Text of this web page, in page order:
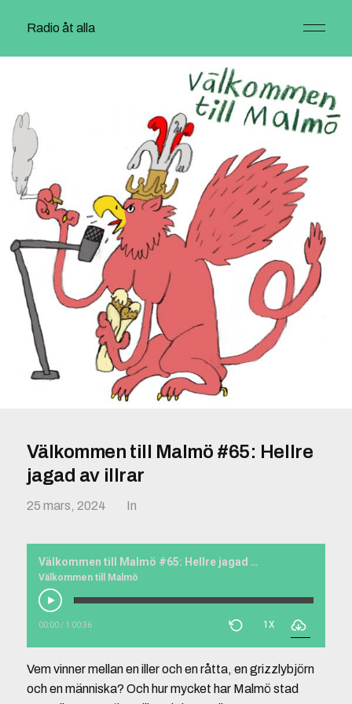
Radio åt alla
Välkommen till Malmö #65: Hellre
jagad av illrar
25 mars, 2024 In
Välkommen till Malmö #65: Hellre jagad av illrar
Välkommen till Malmö
00:00/ 1:00:36 1X
Vem vinner mellan en iller och en råtta, en grizzlybjörn
och en människa? Och hur mycket har Malmö stad